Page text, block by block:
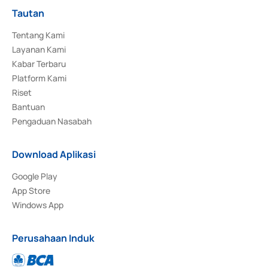
Tautan
Tentang Kami
Layanan Kami
Kabar Terbaru
Platform Kami
Riset
Bantuan
Pengaduan Nasabah
Download Aplikasi
Google Play
App Store
Windows App
Perusahaan Induk